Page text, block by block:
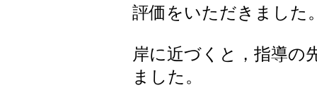
評価をいただきました
岸に近づくと，指導の
ました。